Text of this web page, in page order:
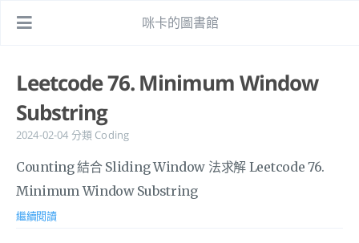
咪卡的圖書館
Leetcode 76. Minimum Window
Substring
2024-02-04 分類 Coding
Counting 結合 Sliding Window 法求解 Leetcode 76.
Minimum Window Substring
繼續閱讀